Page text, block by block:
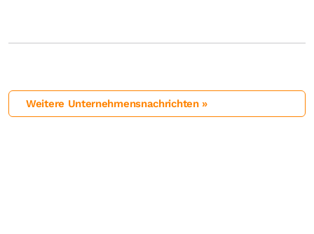
Weitere Unternehmensnachrichten »